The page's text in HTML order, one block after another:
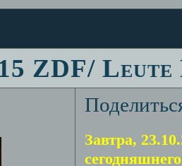
ZDF/ Leute
Завтра,